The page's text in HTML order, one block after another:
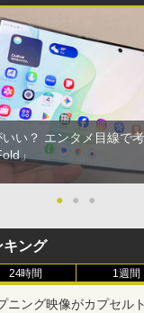
い？ エンタメ目線で
」
● ● ●
キング
24時間 1週間
ニング映像がカプセル